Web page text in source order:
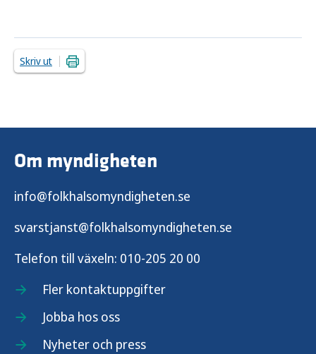
Skriv ut
Om myndigheten
info@folkhalsomyndigheten.se
svarstjanst@folkhalsomyndigheten.se
Telefon till växeln: 010-205 20 00
Fler kontaktuppgifter
Jobba hos oss
Nyheter och press